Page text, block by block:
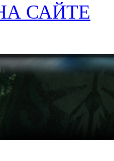
САЙТЕ